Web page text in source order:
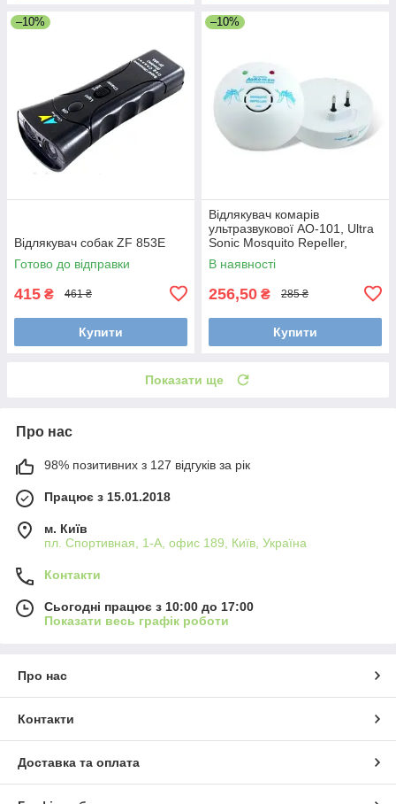
–10%
Відлякувач собак ZF 853E
Готово до відправки
415 ₴ 461 ₴
Купити
–10%
Відлякувач комарів
ультразвукової AO-101, Ultra
Sonic Mosquito Repeller,
площа дії – 30 кв. м., 220В
В наявності
256,50 ₴ 285 ₴
Купити
Показати ще
Про нас
98% позитивних з 127 відгуків за рік
Працює з 15.01.2018
м. Київ
пл. Спортивная, 1-А, офис 189, Київ, Україна
Контакти
Сьогодні працює з 10:00 до 17:00
Показати весь графік роботи
Про нас
Контакти
Доставка та оплата